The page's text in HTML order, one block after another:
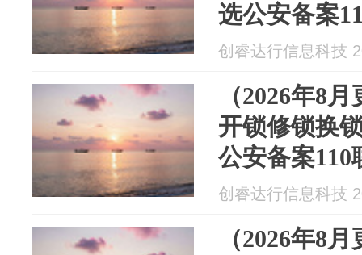
选公安备案
全资质连锁
创睿达行信息科技
（2026年8
开锁修锁换
公安备案110
创睿达行信息科技
（2026年8